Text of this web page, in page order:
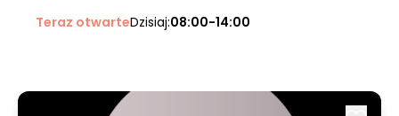
Teraz otwarteDzisiaj:08:00-14:00